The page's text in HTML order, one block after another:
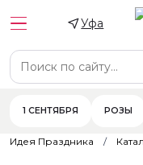
Уфа
1 СЕНТЯБРЯ РОЗЫ
Идея Праздника